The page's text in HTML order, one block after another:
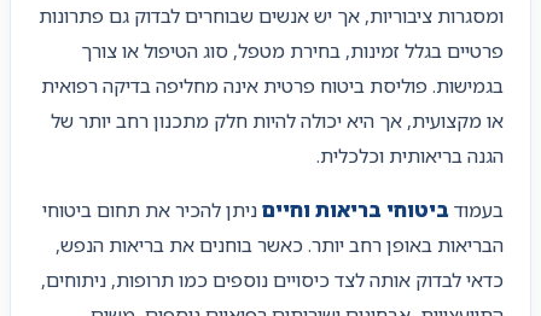
ומסגרות ציבוריות, אך יש אנשים שבוחרים לבדוק גם פתרונות
פרטיים בגלל זמינות, בחירת מטפל, סוג הטיפול או צורך
בגמישות. פוליסת ביטוח פרטית אינה מחליפה בדיקה רפואית
או מקצועית, אך היא יכולה להיות חלק מתכנון רחב יותר של
הגנה בריאותית וכלכלית.
בעמודביטוחי בריאות וחייםניתן להכיר את תחום ביטוחי
הבריאות באופן רחב יותר. כאשר בוחנים את בריאות הנפש,
כדאי לבדוק אותה לצד כיסויים נוספים כמו תרופות, ניתוחים,